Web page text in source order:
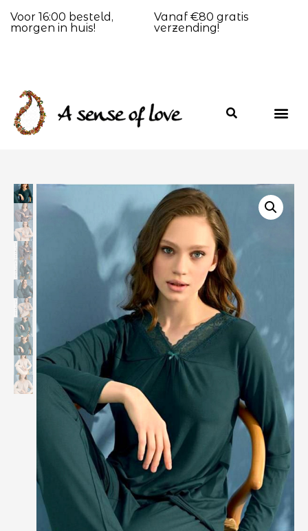
Voor 16:00 besteld,
morgen in huis!
Vanaf €80 gratis
verzending!